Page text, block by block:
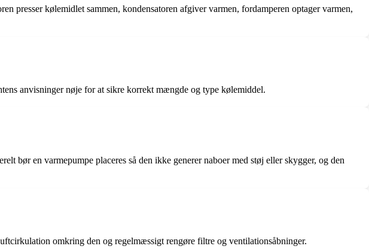
presser kølemidlet sammen, kondensatoren afgiver varmen, fordamperen optager varmen,
anvisninger nøje for at sikre korrekt mængde og type kølemiddel.
bør en varmepumpe placeres så den ikke generer naboer med støj eller skygger, og den
omkring den og regelmæssigt rengøre filtre og ventilationsåbninger.